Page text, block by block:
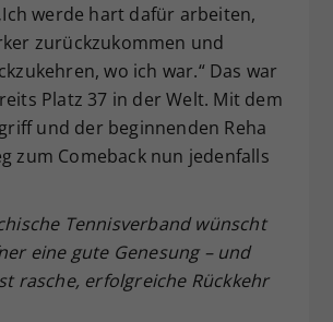
werde hart dafür arbeiten,
zurückzukommen und
wo ich war.“ Das war
Platz 37 in der Welt. Mit dem
und der beginnenden Reha
zum Comeback nun jedenfalls
Tennisverband wünscht
eine gute Genesung – und
rasche, erfolgreiche Rückkehr